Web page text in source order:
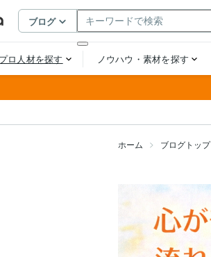
ホーム ブログトップ